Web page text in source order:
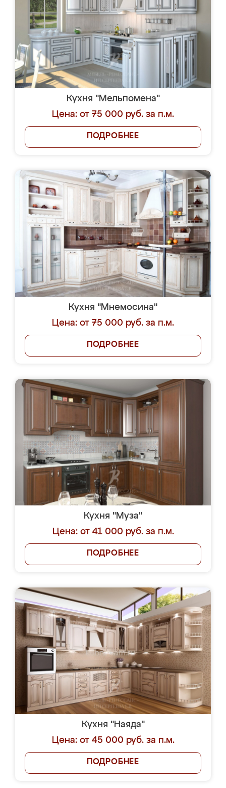
Кухня "Мельпомена"
Цена: от 75 000 руб. за п.м.
ПОДРОБНЕЕ
Кухня "Мнемосина"
Цена: от 75 000 руб. за п.м.
ПОДРОБНЕЕ
Кухня "Муза"
Цена: от 41 000 руб. за п.м.
ПОДРОБНЕЕ
Кухня "Наяда"
Цена: от 45 000 руб. за п.м.
ПОДРОБНЕЕ